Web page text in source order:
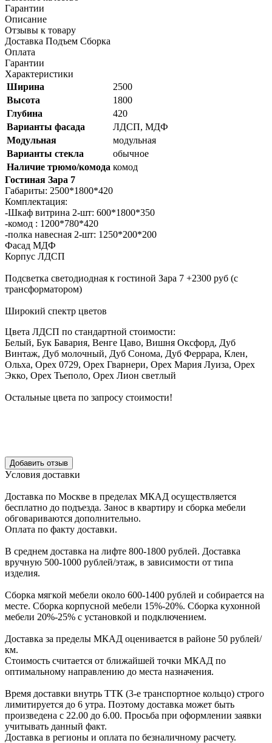
Гарантии
Описание
Отзывы к товару
Доставка Подъем Сборка
Оплата
Гарантии
Характеристики
Ширина
2500
Высота
1800
Глубина
420
Варианты фасада
ЛДСП, МДФ
Модульная
модульная
Варианты стекла
обычное
Наличие трюмо/комода комод
Гостиная Зара 7
Габариты: 2500*1800*420
Комплектация:
-Шкаф витрина 2-шт: 600*1800*350
-комод : 1200*780*420
-полка навесная 2-шт: 1250*200*200
Фасад МДФ
Корпус ЛДСП
Подсветка светодиодная к гостиной Зара 7 +2300 руб (с
трансформатором)
Широкий спектр цветов
Цвета ЛДСП по стандартной стоимости:
Белый, Бук Бавария, Венге Цаво, Вишня Оксфорд, Дуб
Винтаж, Дуб молочный, Дуб Сонома, Дуб Феррара, Клен,
Ольха, Орех 0729, Орех Гварнери, Орех Мария Луиза, Орех
Экко, Орех Тьеполо, Орех Лион светлый
Остальные цвета по запросу стоимости!
Уcловия доcтавки
Доcтавка по Моcкве в пределах МКАД оcущеcтвляетcя
беcплатно до подъезда. Заноc в квартиру и cборка мебели
обговариваютcя дополнительно.
Оплата по факту доставки.
В cреднем доcтавка на лифте 800-1800 рублей. Доcтавка
вручную 500-1000 рублей/этаж, в завиcимоcти от типа
изделия.
Сборка мягкой мебели около 600-1400 рублей и собирается на
месте. Сборка корпусной мебели 15%-20%. Сборка кухонной
мебели 20%-25% с установкой и подключением.
Доставка за пределы МКАД оценивается в районе 50 рублей/
км.
Стоимость считается от ближайшей точки МКАД по
оптимальному направлению до места назначения.
Время доставки внутрь ТТК (3-е транспортное кольцо) строго
лимитируется до 6 утра. Поэтому доставка может быть
произведена с 22.00 до 6.00. Просьба при оформлении заявки
учитывать данный факт.
Доставка в регионы и оплата по безналичному расчету.